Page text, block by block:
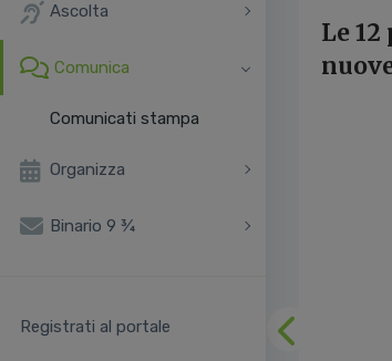
Ascolta
Comunica
Comunicati stampa
Organizza
Binario 9 ¾
Registrati al portale
Le
Precedente